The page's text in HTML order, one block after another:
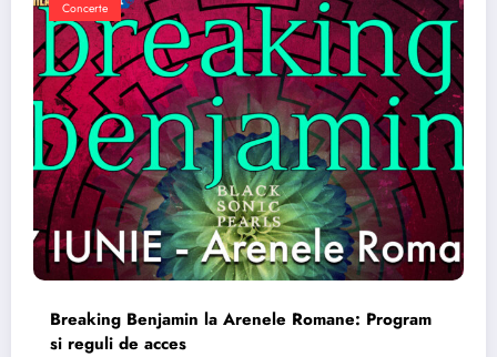
Concerte
Breaking Benjamin la Arenele Romane: Program
si reguli de acces